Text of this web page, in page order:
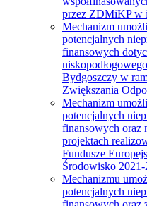
przez ZDMiKP w
Mechanizm
potencjalnych
finansowych
Bydgoszczy w
Zwiększania
Mechanizm
potencjalnych
finansowych oraz
projektach
Fundusze
Środowisko
Mechanizmu
potencjalnych